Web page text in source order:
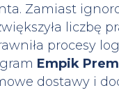
Zamiast
liczbę
procesy
Empik
dostawy i